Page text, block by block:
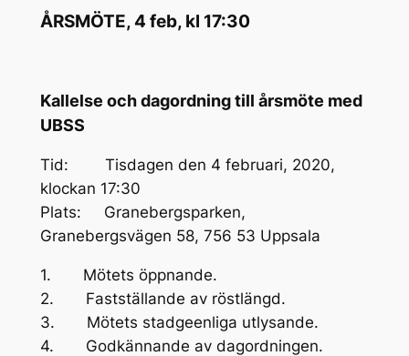
ÅRSMÖTE, 4 feb, kl 17:30
Kallelse och dagordning till årsmöte med
UBSS
Tid: Tisdagen den 4 februari, 2020,
klockan 17:30
Plats: Granebergsparken,
Granebergsvägen 58, 756 53 Uppsala
1. Mötets öppnande.
2. Fastställande av röstlängd.
3. Mötets stadgeenliga utlysande.
4. Godkännande av dagordningen.